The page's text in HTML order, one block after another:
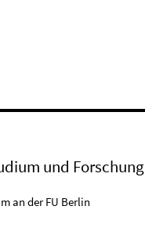
und Forschung
an der FU Berlin